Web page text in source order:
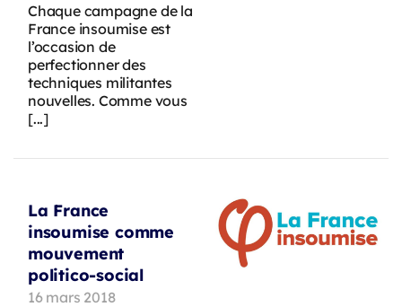
Chaque campagne de la
France insoumise est
l’occasion de
perfectionner des
techniques militantes
nouvelles. Comme vous
[...]
La France
insoumise comme
mouvement
politico-social
16 mars 2018